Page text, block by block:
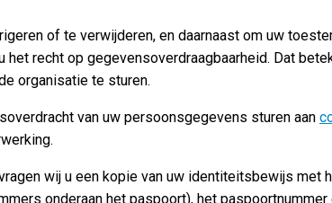
of te verwijderen, en daarnaast om uw
recht op gegevensoverdraagbaarheid. Dat
organisatie te sturen.
van uw persoonsgegevens sturen aan
wij u een kopie van uw identiteitsbewijs
onderaan het paspoort), het